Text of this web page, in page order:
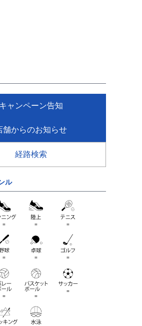
キャンペーン告知
舗からのお知らせ
経路検索
ル
= = =
= = =
= =
=